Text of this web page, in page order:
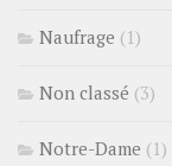
Naufrage (1)
Non classé (3)
Notre-Dame (1)